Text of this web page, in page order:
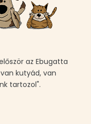
az Ebugatta
kutyád, van
tartozol".